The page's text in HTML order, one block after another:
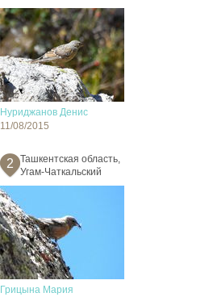
Нуриджанов Денис
11/08/2015
2
Ташкентская область,
Угам-Чаткальский
Грицына Мария